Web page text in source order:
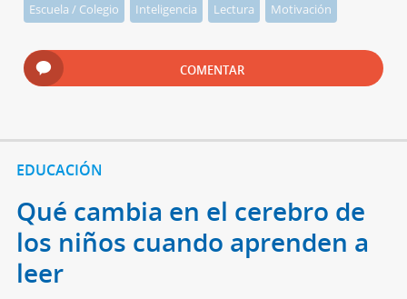
Escuela / Colegio Inteligencia Lectura Motivación
COMENTAR
EDUCACIÓN
Qué cambia en el cerebro de
los niños cuando aprenden a
leer